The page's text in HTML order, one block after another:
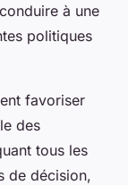
à une
politiques
favoriser
des
tous les
de décision,